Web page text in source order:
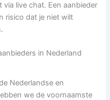
via live chat. Een aanbieder
risico dat je niet wilt
in Nederland
Nederlandse en
we de voornaamste